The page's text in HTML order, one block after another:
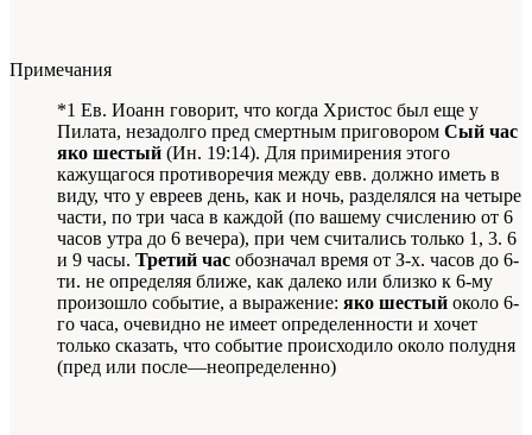
Примечания
*1 Ев. Иоанн говорит, что когда Христос был еще у
Пилата, незадолго пред смертным приговором Сый час
яко шестый (Ин. 19:14). Для примирения этого
кажущагося противоречия между евв. должно иметь в
виду, что у евреев день, как и ночь, разделялся на четыре
части, по три часа в каждой (по вашему счислению от 6
часов утра до 6 вечера), при чем считались только 1, 3. 6
и 9 часы. Третий час обозначал время от З-х. часов до 6-
ти. не определяя ближе, как далеко или близко к 6-му
произошло событие, а выражение: яко шестый около 6-
го часа, очевидно не имеет определенности и хочет
только сказать, что событие происходило около полудня
(пред или после—неопределенно)